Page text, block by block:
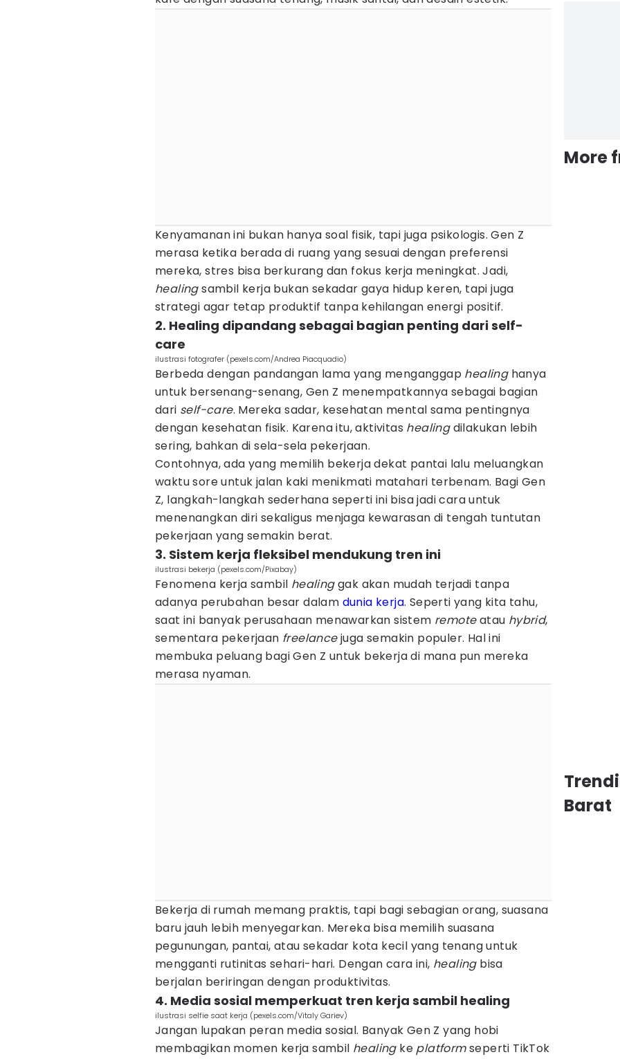
Kenyamanan ini bukan hanya soal fisik, tapi juga psikologis. Gen Z
merasa ketika berada di ruang yang sesuai dengan preferensi
mereka, stres bisa berkurang dan fokus kerja meningkat. Jadi,
healingsambil kerja bukan sekadar gaya hidup keren, tapi juga
strategi agar tetap produktif tanpa kehilangan energi positif.
2. Healing dipandang sebagai bagian penting dari self-
care
ilustrasi fotografer (pexels.com/Andrea Piacquadio)
Berbeda dengan pandangan lama yang menganggap healinghanya
untuk bersenang-senang, Gen Z menempatkannya sebagai bagian
dari self-care. Mereka sadar, kesehatan mental sama pentingnya
dengan kesehatan fisik. Karena itu, aktivitas healingdilakukan lebih
sering, bahkan di sela-sela pekerjaan.
Contohnya, ada yang memilih bekerja dekat pantai lalu meluangkan
waktu sore untuk jalan kaki menikmati matahari terbenam. Bagi Gen
Z, langkah-langkah sederhana seperti ini bisa jadi cara untuk
menenangkan diri sekaligus menjaga kewarasan di tengah tuntutan
pekerjaan yang semakin berat.
3. Sistem kerja fleksibel mendukung tren ini
ilustrasi bekerja (pexels.com/Pixabay)
Fenomena kerja sambil healinggak akan mudah terjadi tanpa
adanya perubahan besar dalam dunia kerja. Seperti yang kita tahu,
saat ini banyak perusahaan menawarkan sistem remoteatau hybrid,
sementara pekerjaan freelancejuga semakin populer. Hal ini
membuka peluang bagi Gen Z untuk bekerja di mana pun mereka
merasa nyaman.
Bekerja di rumah memang praktis, tapi bagi sebagian orang, suasana
baru jauh lebih menyegarkan. Mereka bisa memilih suasana
pegunungan, pantai, atau sekadar kota kecil yang tenang untuk
mengganti rutinitas sehari-hari. Dengan cara ini, healingbisa
berjalan beriringan dengan produktivitas.
4. Media sosial memperkuat tren kerja sambil healing
ilustrasi selfie saat kerja (pexels.com/Vitaly Gariev)
Jangan lupakan peran media sosial. Banyak Gen Z yang hobi
membagikan momen kerja sambil healingke platformseperti TikTok
More
Barat